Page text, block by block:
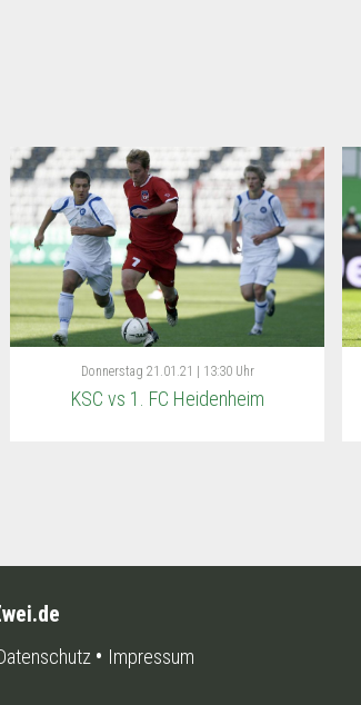
Donnerstag 21.01.21 | 13:30 Uhr
KSC vs 1. FC Heidenheim
Impressum